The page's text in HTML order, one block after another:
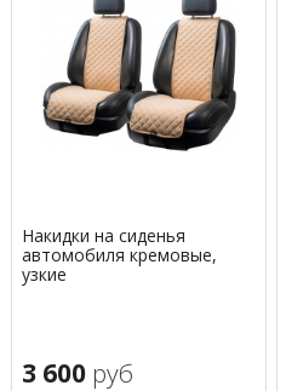
Накидки на сиденья
автомобиля кремовые,
узкие
3 600 руб